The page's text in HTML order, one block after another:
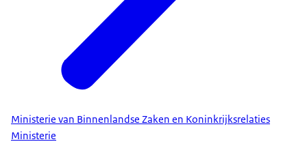
Ministerie van Binnenlandse Zaken en Koninkrijksrelaties
Ministerie